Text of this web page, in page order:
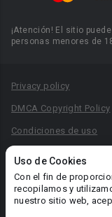
Uso de Cookies
Con el fin de
recopilamos y
nuestro sitio web,
¡Atención! El sitio
personas menores de
Privacy policy
DMCA Copyright Policy
Condiciones de uso
Reglas para la
Área RR.PP.: